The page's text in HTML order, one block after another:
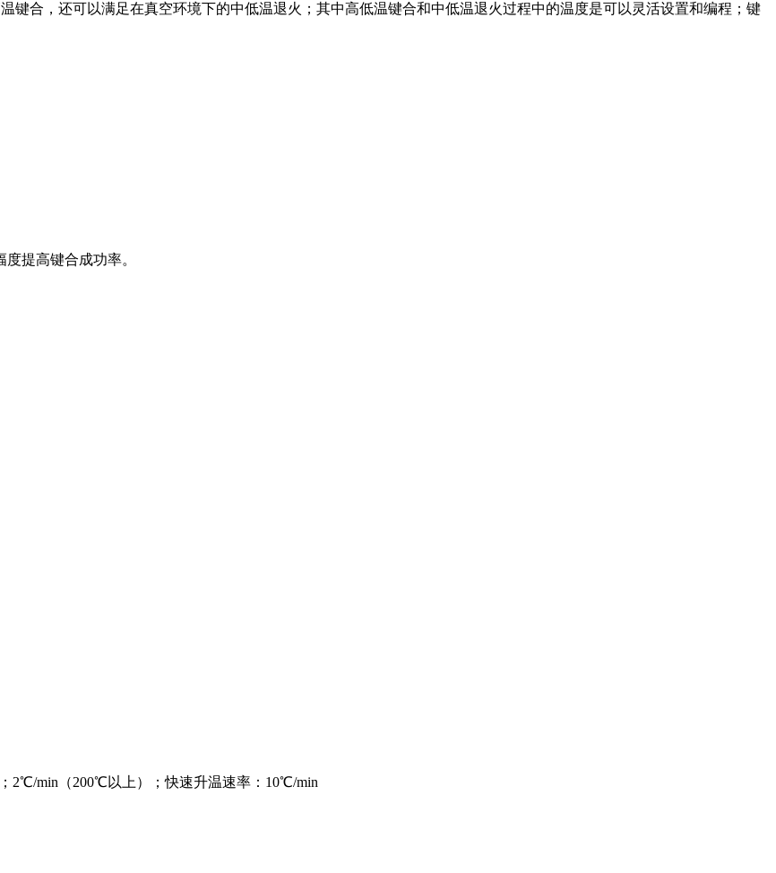
键合，还可以满足在真空环境下的中低温退火；其中高低温键合和中低温退火过程中的温度是可以灵活设置和编程；键
提高键合成功率。
min（200℃以上）；快速升温速率：10℃/min